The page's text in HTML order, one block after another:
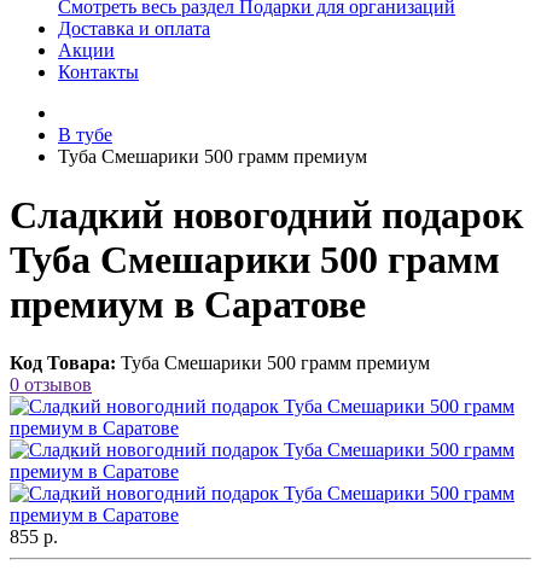
Смотреть весь раздел Подарки для организаций
Доставка и оплата
Акции
Контакты
В тубе
Туба Смешарики 500 грамм премиум
Сладкий новогодний подарок
Туба Смешарики 500 грамм
премиум в Саратове
Код Товара: Туба Смешарики 500 грамм премиум
0 отзывов
855 р.